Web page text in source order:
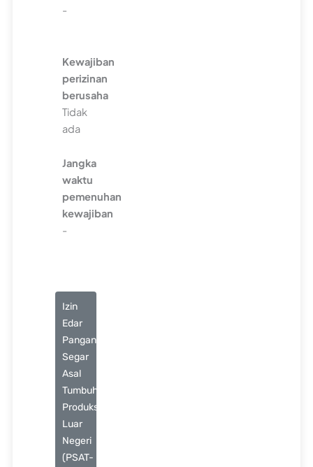
-
Kewajiban
perizinan
berusaha
Tidak
ada
Jangka
waktu
pemenuhan
kewajiban
-
Izin
Edar
Pangan
Segar
Asal
Tumbuhan
Produksi
Luar
Negeri
(PSAT-